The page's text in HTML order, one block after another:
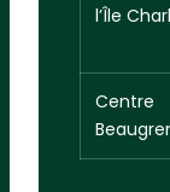
l’Île
Centre